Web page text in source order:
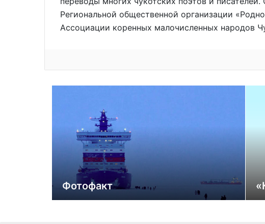
Региональной общественной организации
Ассоциации коренных малочисленных народов
Фотофакт